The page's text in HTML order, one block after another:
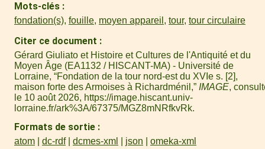
Mots-clés
fondation(s), fouille, moyen appareil , tour, tour circulaire
Citer ce document
Gérard Giuliato et Histoire et Cultures de l'Antiquité et du
Moyen Âge (EA1132 / HISCANT-MA) - Université de
Lorraine, “Fondation de la tour nord-est du XVIe s. [2],
maison forte des Armoises à Richardménil,” IMAGE,
le 10 août 2026, https://image.hiscant.univ-
lorraine.fr/ark%3A/67375/MGZ8mNRfkvRk.
Formats de sortie
atom dc-rdf dcmes-xml json omeka-xml